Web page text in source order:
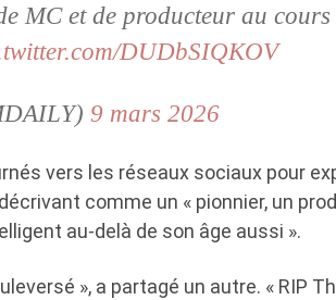
MC et de producteur au cours
DUDbSIQKOV
9 mars 2026
vers les réseaux sociaux pour
comme un « pionnier, un
au-delà de son âge aussi ».
», a partagé un autre. « RIP